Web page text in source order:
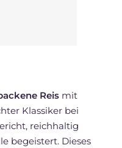
Reismit
Klassiker bei
reichhaltig
begeistert. Dieses